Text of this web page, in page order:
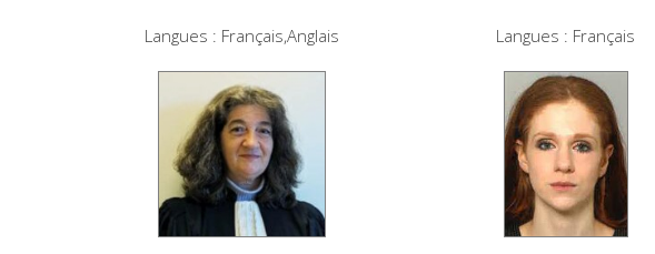
Langues : Français,Anglais Langues : Français